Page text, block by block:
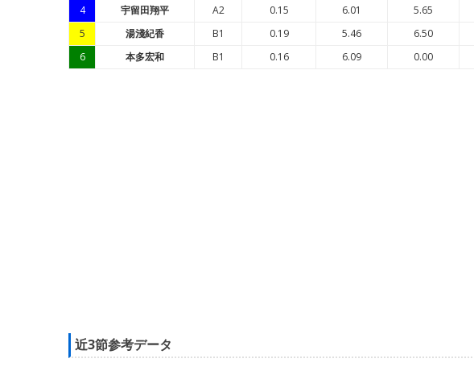
4
宇留田翔平 A2 0.15 6.01 5.65
5
湯淺紀香 B1 0.19 5.46 6.50
6
本多宏和 B1 0.16 6.09 0.00
近3節参考データ